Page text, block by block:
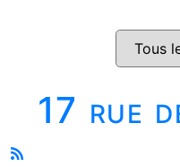
17 rue